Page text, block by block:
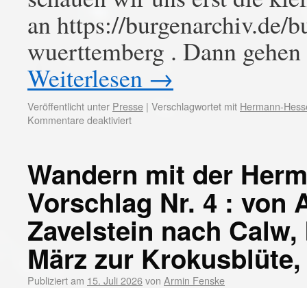
an https://burgenarchiv.de/
wuerttemberg . Dann
Weiterlesen →
Veröffentlicht unter Presse | Verschlagwortet mit Hermann-
Kommentare deaktiviert
Wandern mit der
Vorschlag Nr. 4 : von
Zavelstein nach
März zur
Publiziert am 15. Juli 2026von Armin Fenske